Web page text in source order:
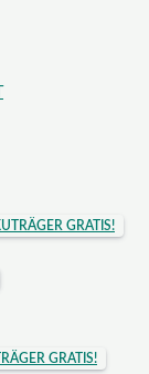
GRATIS!
GRATIS!